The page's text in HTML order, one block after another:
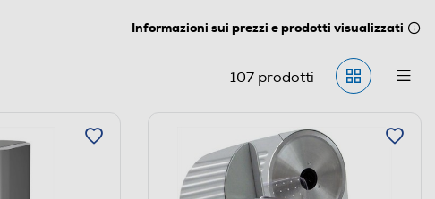
Informazioni sui prezzi e prodotti visualizzati
107prodotti